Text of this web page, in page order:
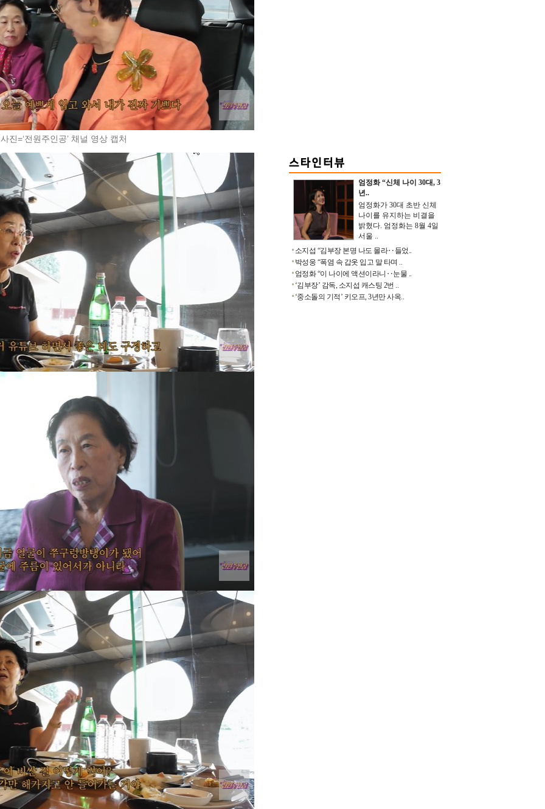
진=‘전원주인공’ 채널 영상 캡처
엄정화 “신체 나이 30대, 3
년..
엄정화가 30대 초반 신체
나이를 유지하는 비결을
밝혔다. 엄정화는 8월 4일
서울 ..
소지섭 “김부장 본명 나도 몰라‥들었..
박성웅 “폭염 속 갑옷 입고 말 타며 ..
엄정화 “이 나이에 액션이라니‥눈물 ..
‘김부장’ 감독, 소지섭 캐스팅 2번 ..
‘중소돌의 기적’ 키오프, 3년만 사옥..